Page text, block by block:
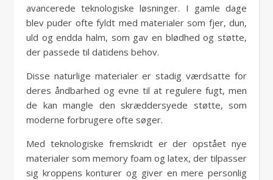
avancerede teknologiske løsninger. I gamle dage
blev puder ofte fyldt med materialer som fjer, dun,
uld og endda halm, som gav en blødhed og støtte,
der passede til datidens behov.
Disse naturlige materialer er stadig værdsatte for
deres åndbarhed og evne til at regulere fugt, men
de kan mangle den skræddersyede støtte, som
moderne forbrugere ofte søger.
Med teknologiske fremskridt er der opstået nye
materialer som memory foam og latex, der tilpasser
sig kroppens konturer og giver en mere personlig